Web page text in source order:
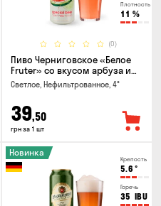
Плотность
11 %
(0)
Пиво Черниговское «Белое
Fruter» со вкусом арбуза и
мяты 0.5л
Светлое, Нефильтрованное, 4°
39,50
грн за 1 шт
Крепость
5.6 °
Горечь
35 IBU
Новинка